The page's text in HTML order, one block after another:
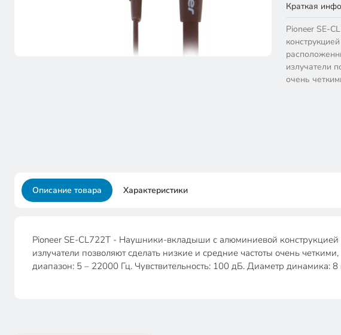
Краткая
Pioneer SE-
излучатели
очень
Описание товара Характеристики
Pioneer SE-CL722T - Наушники-вкладыши с алюминиевой
излучатели позволяют сделать низкие и средние частоты очень
диапазон: 5 – 22000 Гц. Чувствительность: 100 дБ. Диаметр динамика: